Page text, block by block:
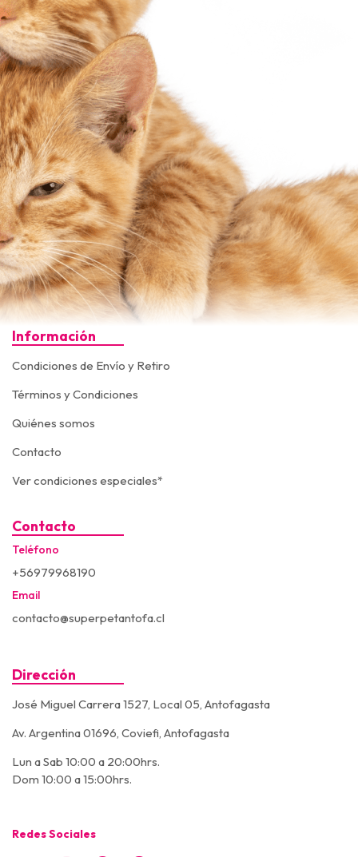
Información
Condiciones de Envío y Retiro
Términos y Condiciones
Quiénes somos
Contacto
Ver condiciones especiales*
Contacto
Teléfono
+56979968190
Email
contacto@superpetantofa.cl
Dirección
José Miguel Carrera 1527, Local 05, Antofagasta
Av. Argentina 01696, Coviefi, Antofagasta
Lun a Sab 10:00 a 20:00hrs.
Dom 10:00 a 15:00hrs.
Redes Sociales